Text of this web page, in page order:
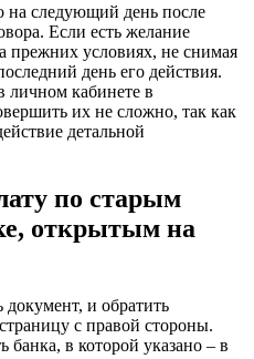
на следующий день после
Если есть желание
прежних условиях, не снимая
день его действия.
личном кабинете в
их не сложно, так как
детальной
по старым
открытым на
и обратить
с правой стороны.
банка, в которой указано – в